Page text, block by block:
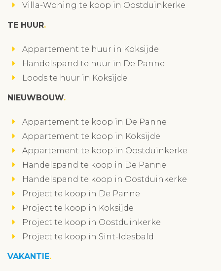
Villa-Woning te koop in Oostduinkerke
TE HUUR
Appartement te huur in Koksijde
Handelspand te huur in De Panne
Loods te huur in Koksijde
NIEUWBOUW
Appartement te koop in De Panne
Appartement te koop in Koksijde
Appartement te koop in Oostduinkerke
Handelspand te koop in De Panne
Handelspand te koop in Oostduinkerke
Project te koop in De Panne
Project te koop in Koksijde
Project te koop in Oostduinkerke
Project te koop in Sint-Idesbald
VAKANTIE